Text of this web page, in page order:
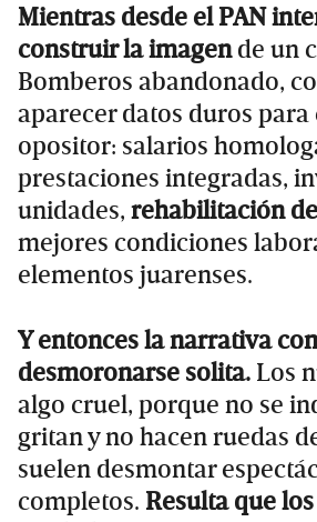
Mientras desde el PAN
construir la imagende un
Bomberos abandonado,
aparecer datos duros para
opositor: salarios
prestaciones integradas,
unidades, rehabilitación
mejores condiciones
elementos juarenses.
Y entonces la narrativa
desmoronarse solita. Los
algo cruel, porque no se
gritan y no hacen ruedas
suelen desmontar
completos. Resulta que